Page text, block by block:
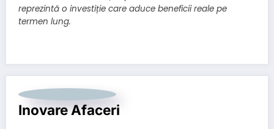
reprezintă o investiție care aduce beneficii reale pe
termen lung.
Inovare Afaceri